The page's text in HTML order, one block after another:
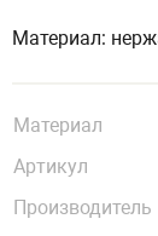
Материал:
Материал
Артикул
Производитель